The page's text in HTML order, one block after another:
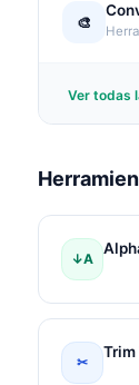
🎨
Ver todas
↓A
✂
Trim